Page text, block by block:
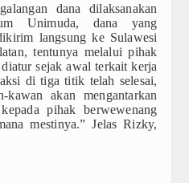
dana dilaksanakan
Unimuda, dana yang
langsung ke Sulawesi
tentunya melalui pihak
sejak awal terkait kerja
di tiga titik telah selesai,
kawan akan mengantarkan
pihak berwewenang
mestinya.” Jelas Rizky,